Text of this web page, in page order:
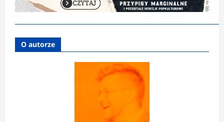
O autorze